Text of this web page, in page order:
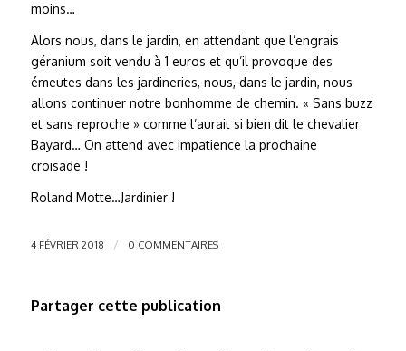
moins…
Alors nous, dans le jardin, en attendant que l’engrais
géranium soit vendu à 1 euros et qu’il provoque des
émeutes dans les jardineries, nous, dans le jardin, nous
allons continuer notre bonhomme de chemin. « Sans buzz
et sans reproche » comme l’aurait si bien dit le chevalier
Bayard… On attend avec impatience la prochaine
croisade !
Roland Motte…Jardinier !
4 FÉVRIER 2018 / 0 COMMENTAIRES
Partager cette publication